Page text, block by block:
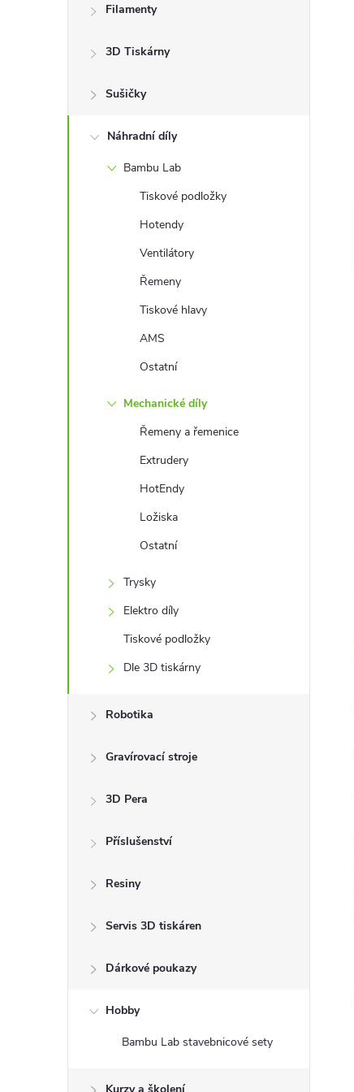
r
Filamenty
3D Tiskárny
Sušičky
Náhradní díly
Bambu Lab
Tiskové podložky
Hotendy
Ventilátory
Řemeny
Tiskové hlavy
AMS
Ostatní
Mechanické díly
Řemeny a řemenice
Extrudery
HotEndy
Ložiska
Ostatní
Trysky
Elektro díly
Tiskové podložky
Dle 3D tiskárny
Robotika
Gravírovací stroje
3D Pera
Příslušenství
Resiny
Servis 3D tiskáren
Dárkové poukazy
Hobby
Bambu Lab stavebnicové sety